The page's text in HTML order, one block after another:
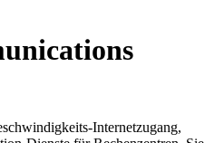
Internetzugang,